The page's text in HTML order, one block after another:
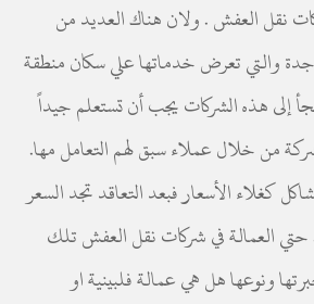
نقل العفش . ولان هناك العديد من
والتي تعرض خدماتها علي سكان منطقة
إلى هذه الشركات يجب أن تستعلم جيداً
من خلال عملاء سبق لهم التعامل مها.
كغلاء الأسعار فبعد التعاقد تجد السعر
العمالة في شركات نقل العفش تلك
ونوعها هل هي عمالة فلبينية او